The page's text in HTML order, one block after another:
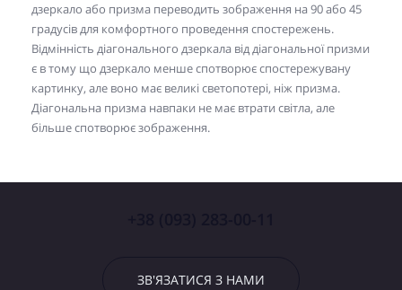
дзеркало або призма переводить зображення на 90 або 45
градусів для комфортного проведення спостережень.
Відмінність діагонального дзеркала від діагональної призми
є в тому що дзеркало менше спотворює спостережувану
картинку, але воно має великі светопотері, ніж призма.
Діагональна призма навпаки не має втрати світла, але
більше спотворює зображення.
ЗВ'ЯЗАТИСЯ З НАМИ